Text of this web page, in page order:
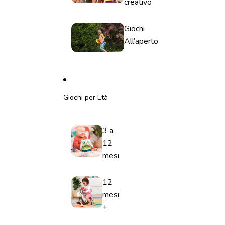
Giochi
All’aperto
Giochi per Età
3 a
12
mesi
12
mesi
+